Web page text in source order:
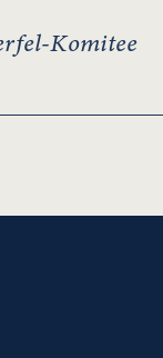
Komitee